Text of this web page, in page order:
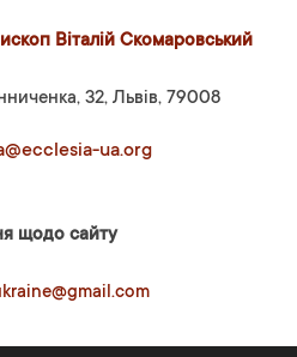
Віталій Скомаровський
32, Львів, 79008
ua.org
щодо сайту